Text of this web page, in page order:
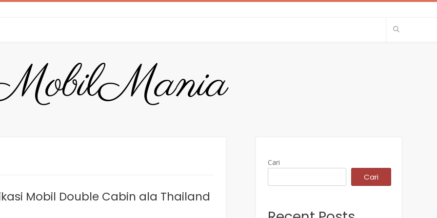
Mobil Double Cabin ala Thailand
Cari
Cari